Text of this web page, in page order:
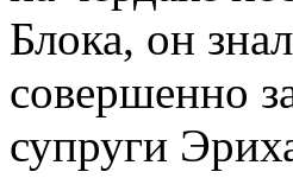
Блока, он
совершенно
супруги